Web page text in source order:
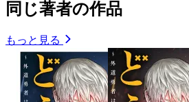
同じ著者の作品
もっと見る